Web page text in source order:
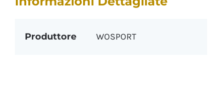
Produttore WOSPORT